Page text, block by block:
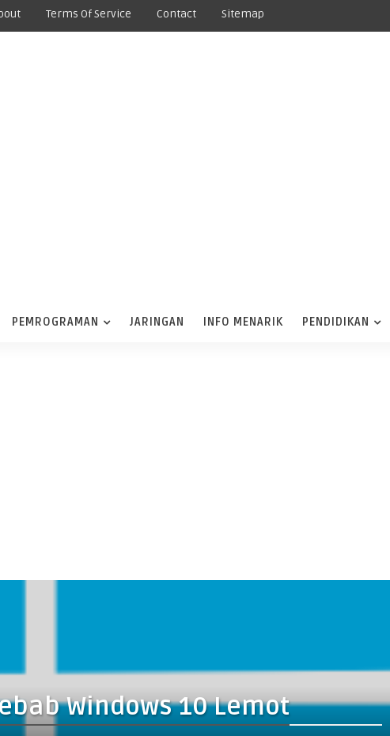
Terms Of Service Contact Sitemap
PEMROGRAMAN JARINGAN INFO MENARIK PENDIDIKAN
Windows 10 Lemot